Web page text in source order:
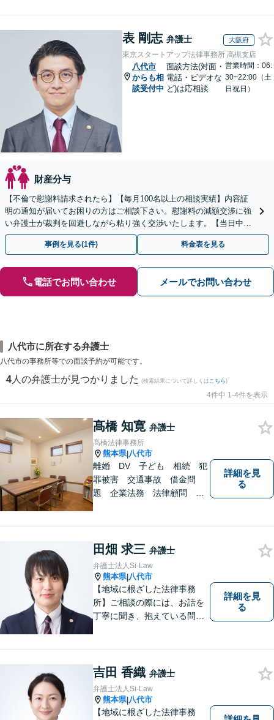
表 剛志 弁護士 大阪府
東京スタートアップ法律事務所 高槻支店
八代市
からも相
談受付中
面談方法(対面・
電話・ビデオな
ど)は応相談
営業時間：06:
30~22:00（土
日祝日）
財産分与
【不倫で慰謝料請求されたら】【毎月100名以上の相談実績】内容証
明の通知が届いてお困りの方はご相談下さい。慰謝料の減額交渉に強
い弁護士が裁判を回避しながら粘り強く交渉いたします。【当日中の
相談可(予約制)】【全国対応】
事例を見る(1件) 料金表を見る
電話でお問い合わせ メールでお問い合わせ
八代市に所在する弁護士
八代市の事務所等での面談予約が可能です。
4 人の弁護士が見つかりました (検索結果について詳しくは こちら)
4件中 1-4件を表示
髙橋 知寛 弁護士
髙橋法律事務所
熊本県|八代市
離婚 DV 子ども 相続 犯
罪被害 交通事故 借金問
題 企業法務 法律顧問
詳細を見
る
田畑 求三 弁護士
弁護士法人Si-Law
熊本県|八代市
【地域に根ざした法律事務
所】ご相談の際には、お話を
丁寧に聞き、抱えている問題
います。 1人で悩まず、お気
軽にご相談ください。
詳細を見
る
吉田 香織 弁護士
弁護士法人Si-Law
熊本県|八代市
【地域に根ざした法律事務